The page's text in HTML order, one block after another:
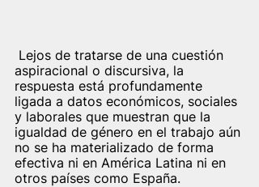
Lejos de tratarse de una cuestión
aspiracional o discursiva, la
respuesta está profundamente
ligada a datos económicos, sociales
y laborales que muestran que la
igualdad de género en el trabajo aún
no se ha materializado de forma
efectiva ni en América Latina ni en
otros países como España.